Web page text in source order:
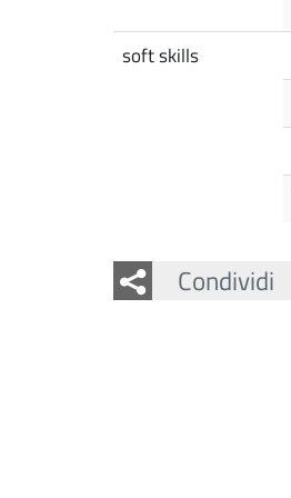
soft skills
Condividi
Facebook
Twitter